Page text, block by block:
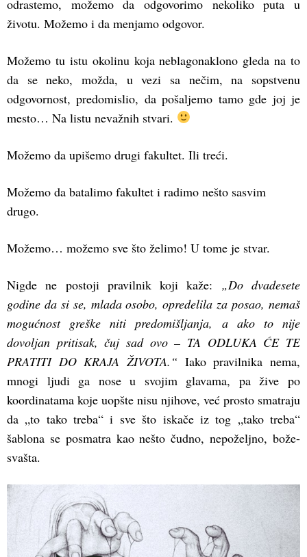
odrastemo, možemo da odgovorimo nekoliko puta u
životu. Možemo i da menjamo odgovor.
Možemo tu istu okolinu koja neblagonaklono gleda na to
da se neko, možda, u vezi sa nečim, na sopstvenu
odgovornost, predomislio, da pošaljemo tamo gde joj je
mesto… Na listu nevažnih stvari.
Možemo da upišemo drugi fakultet. Ili treći.
Možemo da batalimo fakultet i radimo nešto sasvim
drugo.
Možemo… možemo sve što želimo! U tome je stvar.
Nigde ne postoji pravilnik koji kaže: „Do dvadesete
godine da si se, mlada osobo, opredelila za posao, nemaš
mogućnost greške niti predomišljanja, a ako to nije
dovoljan pritisak, čuj sad ovo – TA ODLUKA ĆE TE
PRATITI DO KRAJA ŽIVOTA.“ Iako pravilnika nema,
mnogi ljudi ga nose u svojim glavama, pa žive po
koordinatama koje uopšte nisu njihove, već prosto smatraju
da „to tako treba“ i sve što iskače iz tog „tako treba“
šablona se posmatra kao nešto čudno, nepoželjno, bože-
svašta.